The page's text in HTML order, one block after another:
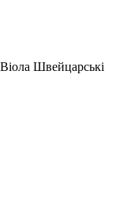
Швейцарські